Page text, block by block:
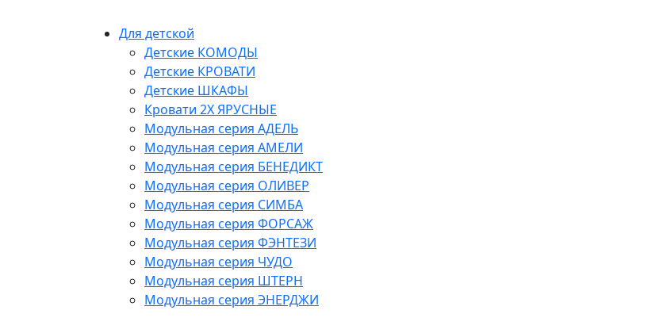
Для детской
Детские КОМОДЫ
Детские КРОВАТИ
Детские ШКАФЫ
Кровати 2Х ЯРУСНЫЕ
Модульная серия АДЕЛЬ
Модульная серия АМЕЛИ
Модульная серия БЕНЕДИКТ
Модульная серия ОЛИВЕР
Модульная серия СИМБА
Модульная серия ФОРСАЖ
Модульная серия ФЭНТЕЗИ
Модульная серия ЧУДО
Модульная серия ШТЕРН
Модульная серия ЭНЕРДЖИ